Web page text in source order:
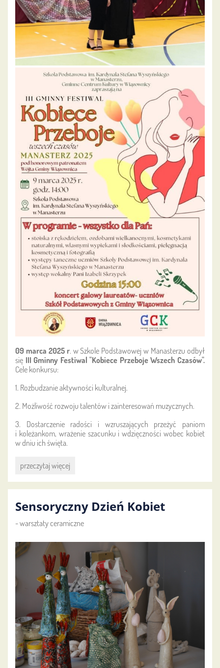
09 marca 2025 r. w Szkole Podstawowej w Manasterzu odbył
się III Gminny Festiwal "Kobiece Przeboje Wszech Czasów".
Cele konkursu:
1. Rozbudzanie aktywności kulturalnej.
2. Możliwość rozwoju talentów i zainteresowań muzycznych.
3. Dostarczenie radości i wzruszających przeżyć paniom
i koleżankom, wrażenie szacunku i wdzięczności wobec kobiet
w dniu ich święta.
Gminny
przeczytaj więcej
Sensoryczny Dzień Kobiet
- warsztaty ceramiczne